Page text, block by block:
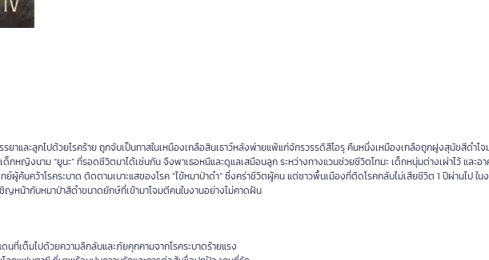
าและลูกไปด้วยโรคร้าย ถูกจับเป็นทาสในเหมืองเกลือสินเธาว์หลังพ่ายแพ้แก่จักรวรรดิสึโอรุ คืนหนึ่งเหมืองเกลือถูกฝูงสุนัขสีดำโ
หญิงนาม “ยูนะ” ที่รอดชีวิตมาได้เช่นกัน จึงพาเธอหนีและดูแลเสมือนลูก ระหว่างทางแวนช่วยชีวิตโทมะ เด็กหนุ่มต่างเผ่าไว้ และอ
ค้นคว้าโรคระบาด ติดตามเบาะแสของโรค “ไข้หมาป่าดำ” ซึ่งคร่าชีวิตผู้คน แต่ชาวพื้นเมืองที่ติดโรคกลับไม่เสียชีวิต 1 ปีผ่านไป ในง
หน้ากับหมาป่าสีดำขนาดยักษ์ที่เข้ามาโจมตีคนในงานอย่างไม่คาดฝัน
นที่เต็มไปด้วยความลึกลับและภัยคุกคามจากโรคระบาดร้ายแรง